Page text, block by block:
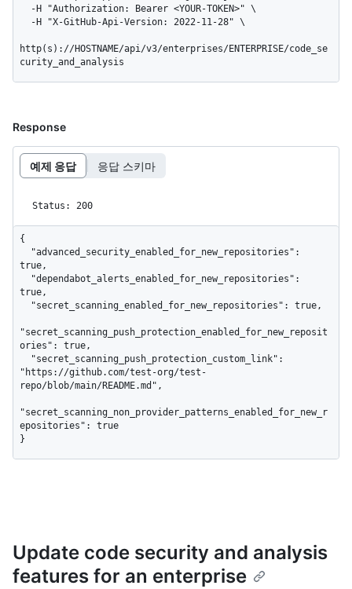
http(s)://HOSTNAME/api/v3/enterprises/ENTERPRISE/code_se
curity_and_analysis
Response
예제 응답 응답 스키마
Status: 200
{
true,
true,
"secret_scanning_push_protection_enabled_for_new_reposit
ories": true,
"https://github.com/test-org/test-
repo/blob/main/README.md",
"secret_scanning_non_provider_patterns_enabled_for_new_r
epositories": true
}
Update code security and analysis
features for an enterprise